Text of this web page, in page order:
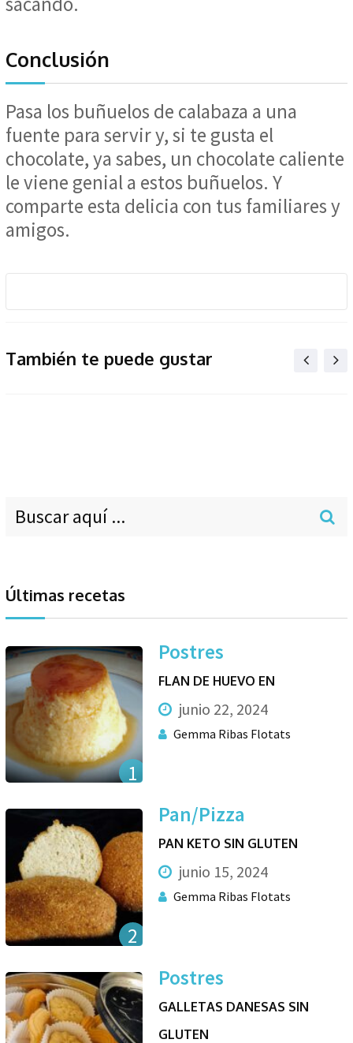
Conclusión
Pasa los buñuelos de calabaza a una
fuente para servir y, si te gusta el
chocolate, ya sabes, un chocolate caliente
le viene genial a estos buñuelos. Y
comparte esta delicia con tus familiares y
amigos.
También te puede gustar
Últimas recetas
1
Postres
FLAN DE HUEVO EN
junio 22, 2024
Gemma Ribas Flotats
2
Pan/Pizza
PAN KETO SIN GLUTEN
junio 15, 2024
Gemma Ribas Flotats
Postres
GALLETAS DANESAS SIN
GLUTEN